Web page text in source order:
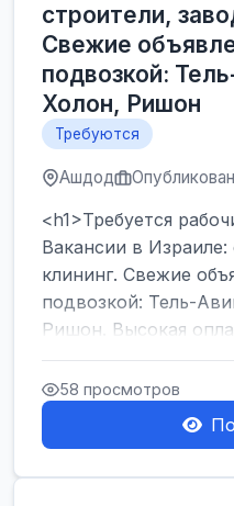
строители,
Свежие
подвозкой:
Холон, Ришон
Требуются
Ашдод
<h1>Требуется
Вакансии в
клининг. Свежие
подвозкой: Тель-
Ришон. Высокая
</h1><br />
... 58 просмотров